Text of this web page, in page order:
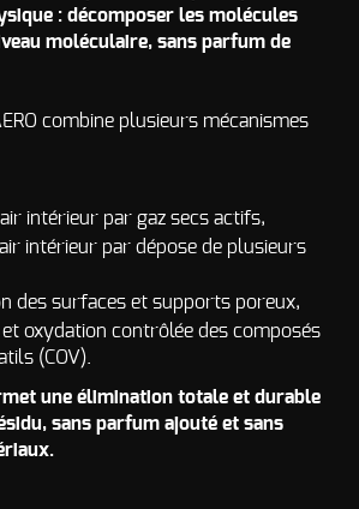
: décomposer les molécules
moléculaire, sans parfum de
combine plusieurs mécanismes
intérieur par gaz secs actifs,
intérieur par dépose de plusieurs
des surfaces et supports poreux,
oxydation contrôlée des composés
(COV).
une élimination totale et durable
sans parfum ajouté et sans